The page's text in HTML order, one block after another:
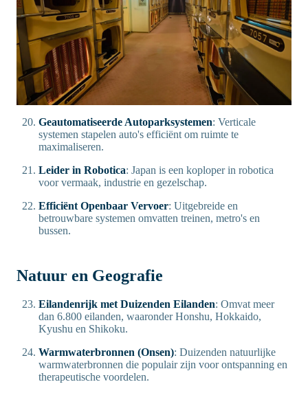
Geautomatiseerde Autoparksystemen: Verticale
systemen stapelen auto's efficiënt om ruimte te
maximaliseren.
Leider in Robotica: Japan is een koploper in robotica
voor vermaak, industrie en gezelschap.
Efficiënt Openbaar Vervoer: Uitgebreide en
betrouwbare systemen omvatten treinen, metro's en
bussen.
Natuur en Geografie
Eilandenrijk met Duizenden Eilanden: Omvat meer
dan 6.800 eilanden, waaronder Honshu, Hokkaido,
Kyushu en Shikoku.
Warmwaterbronnen (Onsen): Duizenden natuurlijke
warmwaterbronnen die populair zijn voor ontspanning en
therapeutische voordelen.